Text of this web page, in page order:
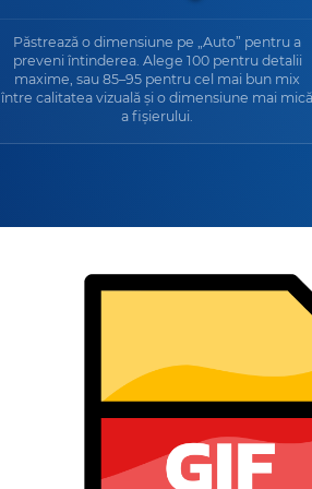
Păstrează o dimensiune pe „Auto” pentru a
preveni întinderea. Alege 100 pentru detalii
maxime, sau 85–95 pentru cel mai bun mix
între calitatea vizuală și o dimensiune mai mică
a fișierului.